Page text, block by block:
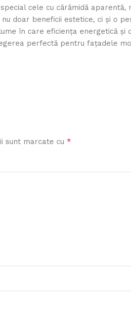
cele cu cărămidă
doar beneficii estetice, ci și o
în care eficiența energetică și
perfectă pentru fațadele
sunt marcate cu *